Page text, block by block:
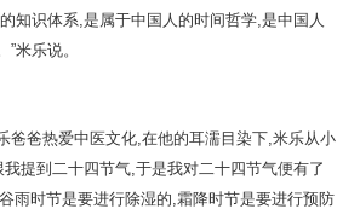
知识体系,是属于中国人的时间哲学,是中国人
米乐说。
爸爸热爱中医文化,在他的耳濡目染下,米乐从小
提到二十四节气,于是我对二十四节气便有了
雨时节是要进行除湿的,霜降时节是要进行预防